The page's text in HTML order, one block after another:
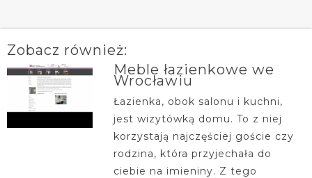
Zobacz również:
Meble łazienkowe we
Wrocławiu
Łazienka, obok salonu i kuchni,
jest wizytówką domu. To z niej
korzystają najczęściej goście czy
rodzina, która przyjechała do
ciebie na imieniny. Z tego